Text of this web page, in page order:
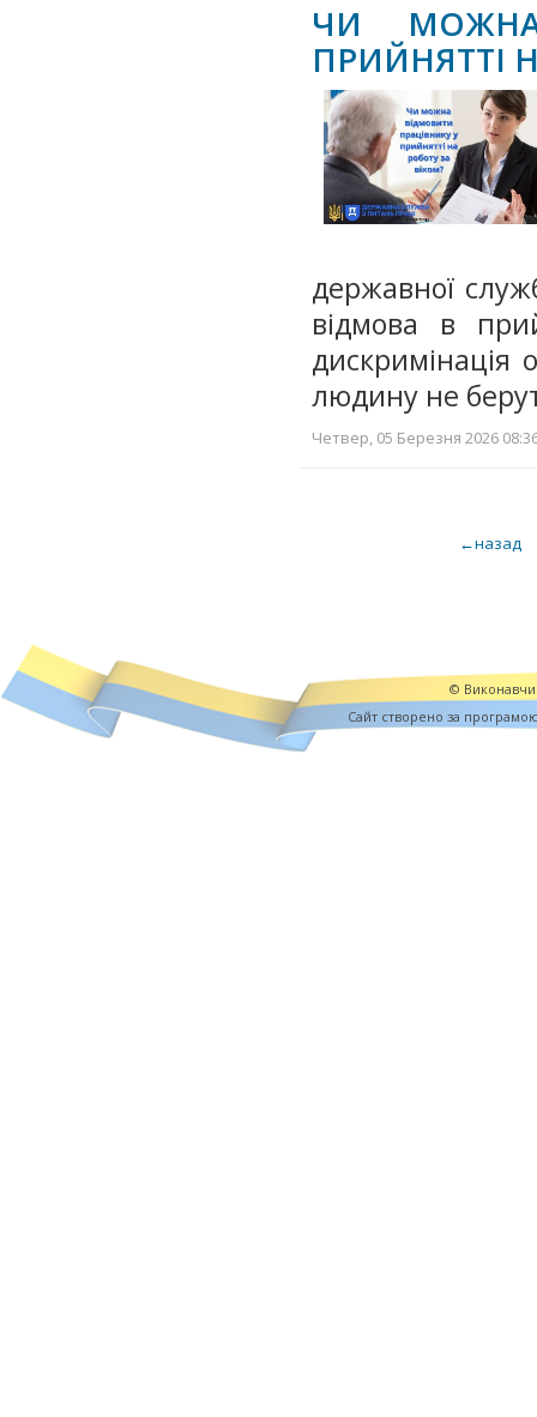
ЧИ
ПРИЙНЯТТІ
державної
відмова в
дискримінація
людину не
Четвер, 05 Березня 2026
←назад
©
Cайт створено за